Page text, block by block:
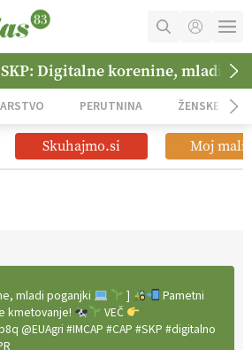
MOJ RAČUN
NAROČITE SE
OGLASNO TRŽENJE
SKP: Digitalne korenine, mladi
PERUTNINA ŽENSKE
Skuhajmo.si Moj mali
mladi poganjki ]
Pametni
kmetovanje!
VEČ
@EUAgri #IMCAP #CAP #SKP #digitalno